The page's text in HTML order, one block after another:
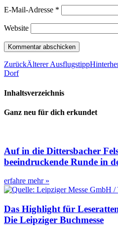
E-Mail-Adresse *
Website
ZurückÄlterer Ausflugstipp
Dorf
Inhaltsverzeichnis
Ganz neu für dich erkundet
Auf in die Dittersbacher
beeindruckende Runde in
erfahre mehr »
Das Highlight für
Die Leipziger Buchmesse